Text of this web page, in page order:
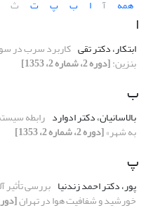
همه
آ ا ب پ ت ث
ا
ابتکار، دکتر تقی کاربرد سرب در
بنزین:[دوره 2، شماره 2، 1353]
ب
بالاسانیان، دکتر ادوارد رابطه
به شهر»[دوره 2، شماره 2، 1353]
پ
پور، دکتر احمد زندنیا بررسی
خورشید و شفافیت هوا در تهران[دوره 2، شماره